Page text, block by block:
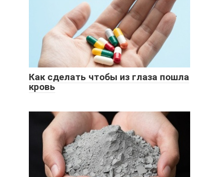
Как сделать чтобы из глаза пошла
кровь